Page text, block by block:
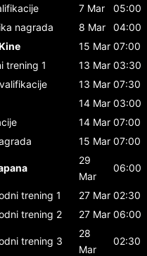
7 Mar
05:00
nagrada 8 Mar
04:00
15 Mar 07:00
trening 1 13 Mar 03:30
13 Mar 07:30
14 Mar 03:00
14 Mar 07:00
15 Mar 07:00
29
Mar
06:00
trening 1 27 Mar 02:30
trening 2 27 Mar 06:00
trening 3
28
Mar
02:30